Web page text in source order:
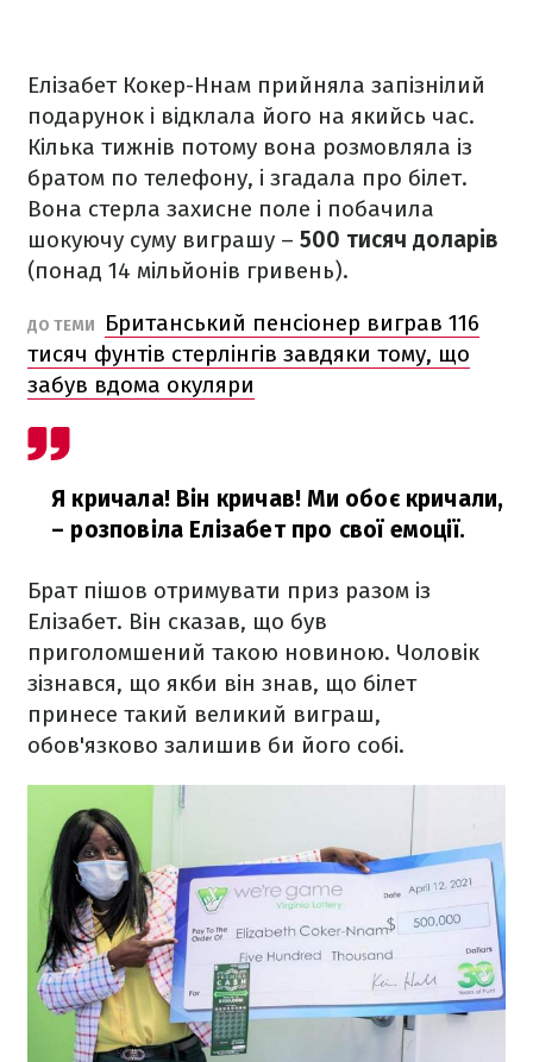
Елізабет Кокер-Ннам прийняла запізнілий
подарунок і відклала його на якийсь час.
Кілька тижнів потому вона розмовляла із
братом по телефону, і згадала про білет.
Вона стерла захисне поле і побачила
шокуючу суму виграшу – 500 тисяч доларів
(понад 14 мільйонів гривень).
ДО ТЕМИ
Британський пенсіонер виграв 116
тисяч фунтів стерлінгів завдяки тому, що
забув вдома окуляри
Я кричала! Він кричав! Ми обоє кричали,
– розповіла Елізабет про свої емоції.
Брат пішов отримувати приз разом із
Елізабет. Він сказав, що був
приголомшений такою новиною. Чоловік
зізнався, що якби він знав, що білет
принесе такий великий виграш,
обов'язково залишив би його собі.